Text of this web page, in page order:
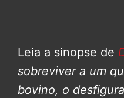
Leia a sinopse de
sobreviver a um
bovino, o